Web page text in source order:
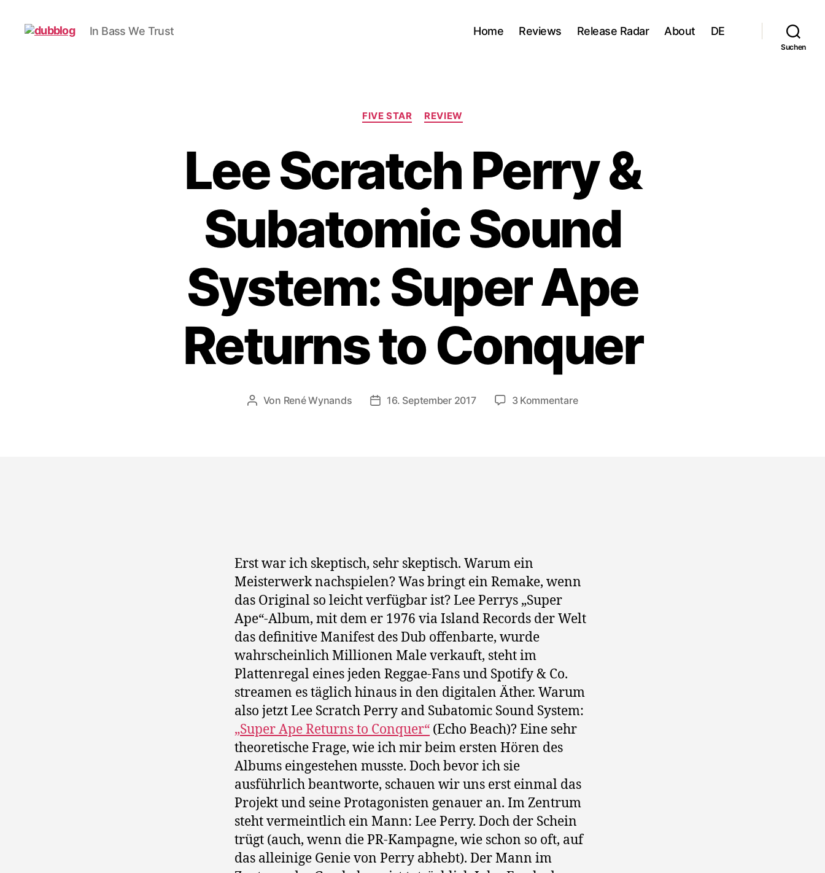
In Bass We Trust Home Reviews Release Radar About DE
Suchen
Kategorien
FIVE STAR REVIEW
Lee Scratch Perry &
Subatomic Sound
System: Super Ape
Returns to Conquer
Beitragsautor
Von René Wynands Veröffentlichungsdatum
16. September 2017 3 Kommentarezu
Conquer
Erst war ich skeptisch, sehr skeptisch. Warum ein
Meisterwerk nachspielen? Was bringt ein Remake, wenn
das Original so leicht verfügbar ist? Lee Perrys „Super
Ape“-Album, mit dem er 1976 via Island Records der Welt
das definitive Manifest des Dub offenbarte, wurde
wahrscheinlich Millionen Male verkauft, steht im
Plattenregal eines jeden Reggae-Fans und Spotify & Co.
streamen es täglich hinaus in den digitalen Äther. Warum
also jetzt Lee Scratch Perry and Subatomic Sound System:
„Super Ape Returns to Conquer“ (Echo Beach)? Eine sehr
theoretische Frage, wie ich mir beim ersten Hören des
Albums eingestehen musste. Doch bevor ich sie
ausführlich beantworte, schauen wir uns erst einmal das
Projekt und seine Protagonisten genauer an. Im Zentrum
steht vermeintlich ein Mann: Lee Perry. Doch der Schein
trügt (auch, wenn die PR-Kampagne, wie schon so oft, auf
das alleinige Genie von Perry abhebt). Der Mann im